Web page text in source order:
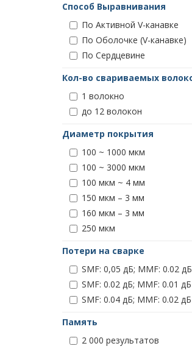
Способ Выравнивания
По Активной V-канавке
По Оболочке (V-канавке)
По Сердцевине
Кол-во свариваемых
1 волокно
до 12 волокон
Диаметр покрытия
100 ~ 1000 мкм
100 ~ 3000 мкм
100 мкм ~ 4 мм
150 мкм – 3 мм
160 мкм – 3 мм
250 мкм
Потери на сварке
SMF: 0,05 дБ; MMF: 0.02 дБ
SMF: 0.02 дБ; MMF: 0.01 дБ
SMF: 0.04 дБ; MMF: 0.02 дБ
Память
2 000 результатов